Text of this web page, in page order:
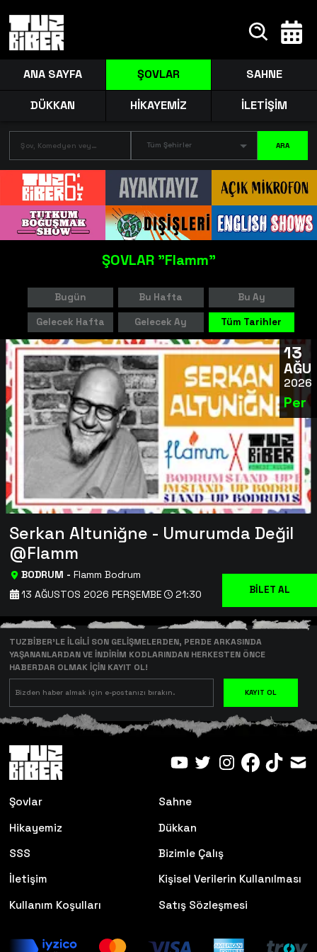
ANA SAYFA ŞOVLAR SAHNE
DÜKKAN HİKAYEMİZ İLETİŞİM
Tüm Şehirler ARA
ŞOVLAR "Flamm"
Bugün Bu Hafta Bu Ay
Gelecek Hafta Gelecek Ay Tüm Tarihler
13
AĞU
2026
Per
Serkan Altuniğne - Umurumda Değil
@Flamm
BODRUM -Flamm Bodrum
13 AĞUSTOS 2026 PERŞEMBE
21:30 BİLET AL
TUZBİBER’LE İLGİLİ SON GELİŞMELERDEN, PERDE ARKASINDA
YAŞANANLARDAN VE İNDİRİM KODLARINDAN HERKESTEN ÖNCE
HABERDAR OLMAK İÇİN KAYIT OL!
KAYIT OL
Şovlar
Sahne
Hikayemiz
Dükkan
SSS
Bizimle Çalış
İletişim
Kişisel Verilerin Kullanılması
Kullanım Koşulları
Satış Sözleşmesi